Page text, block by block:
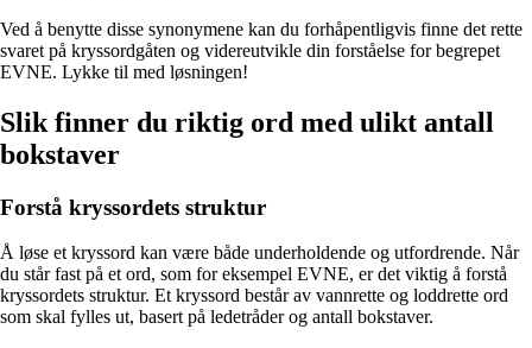
Ved å benytte disse synonymene kan du forhåpentligvis finne det rette
svaret på kryssordgåten og videreutvikle din forståelse for begrepet
EVNE. Lykke til med løsningen!
Slik finner du riktig ord med ulikt antall
bokstaver
Forstå kryssordets struktur
Å løse et kryssord kan være både underholdende og utfordrende. Når
du står fast på et ord, som for eksempel EVNE, er det viktig å forstå
kryssordets struktur. Et kryssord består av vannrette og loddrette ord
som skal fylles ut, basert på ledetråder og antall bokstaver.